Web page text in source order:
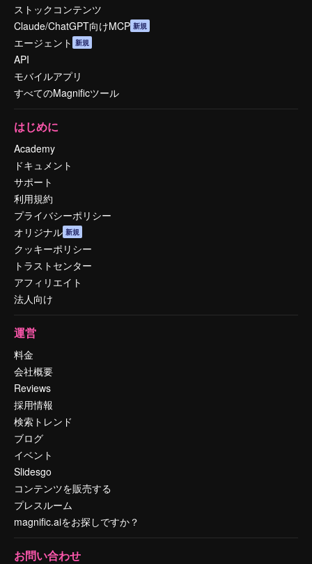
ストックコンテンツ
Claude/ChatGPT向けMCP 新規
エージェント 新規
API
モバイルアプリ
すべてのMagnificツール
はじめに
Academy
ドキュメント
サポート
利用規約
プライバシーポリシー
オリジナル 新規
クッキーポリシー
トラストセンター
アフィリエイト
法人向け
運営
料金
会社概要
Reviews
採用情報
検索トレンド
ブログ
イベント
Slidesgo
コンテンツを販売する
プレスルーム
magnific.aiをお探しですか？
お問い合わせ